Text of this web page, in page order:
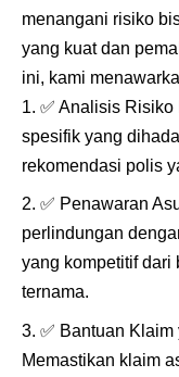
menangani risiko
yang kuat dan
ini, kami
✅ Analisis Risiko
spesifik yang
rekomendasi polis
✅ Penawaran
perlindungan
yang kompetitif dari
ternama.
✅ Bantuan
Memastikan klaim